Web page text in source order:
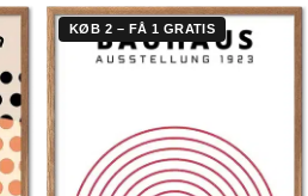
KØB 2 – FÅ 1 GRATIS